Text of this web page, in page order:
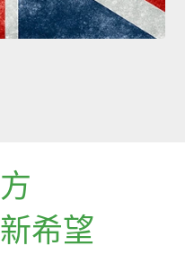
希望